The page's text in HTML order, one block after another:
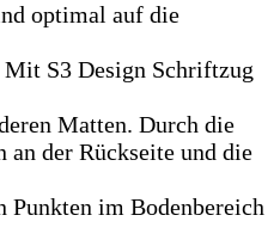
optimal auf die
Mit S3 Design Schriftzug
Matten. Durch die
an der Rückseite und die
Punkten im Bodenbereich